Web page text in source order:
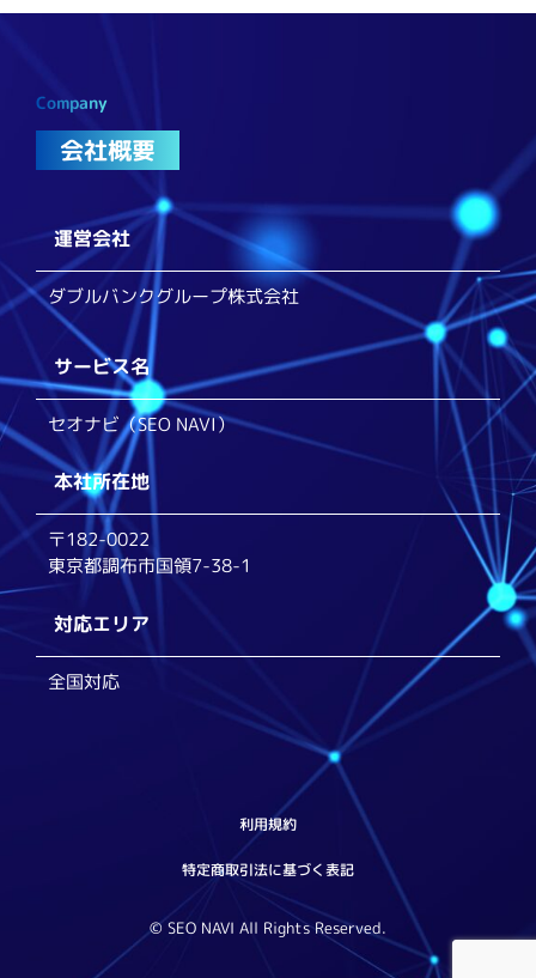
Company
会社概要
運営会社
ダブルバンクグループ株式会社
サービス名
セオナビ（SEO NAVI）
本社所在地
〒182-0022
東京都調布市国領7-38-1
対応エリア
全国対応
利用規約
特定商取引法に基づく表記
© SEO NAVI All Rights Reserved.